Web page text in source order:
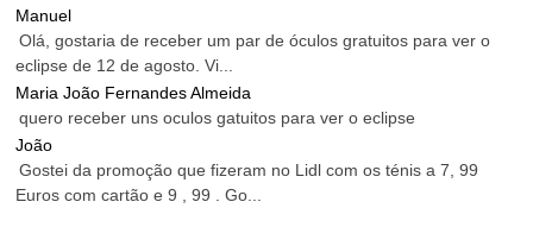
Manuel
Olá, gostaria de receber um par de óculos gratuitos para ver o
eclipse de 12 de agosto. Vi...
Maria João Fernandes Almeida
quero receber uns oculos gatuitos para ver o eclipse
João
Gostei da promoção que fizeram no Lidl com os ténis a 7, 99
Euros com cartão e 9 , 99 . Go...